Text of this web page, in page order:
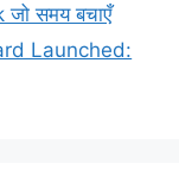
समय बचाएँ
Launched: